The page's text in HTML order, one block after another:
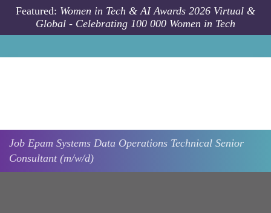
Skip to main content
Featured: Women in Tech & AI Awards 2026 Virtual &
Global - Celebrating 100 000 Women in Tech
Job Epam Systems Data Operations Technical Senior
Consultant (m/w/d)